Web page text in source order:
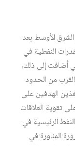
الأوسط بعد
النفطية في
أضافت إلى ذلك،
من الحدود
الهدفين على
تقوية العلاقات
الرئيسية في
المناورة في